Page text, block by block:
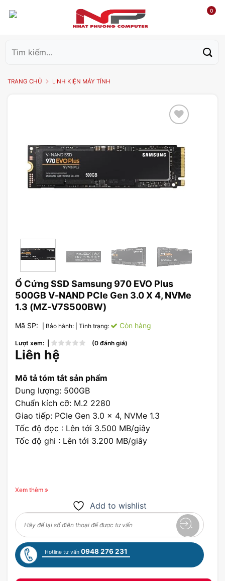
0
kiếm:
TRANG CHỦ LINH KIỆN MÁY TÍNH
Add to
wishlist
Ổ Cứng SSD Samsung 970 EVO Plus
500GB V-NAND PCIe Gen 3.0 X 4, NVMe
1.3 (MZ-V7S500BW)
Mã SP: | Bảo hành: | Tình trạng: Còn hàng
Lượt xem: | (0 đánh giá)
Liên hệ
Mô tả tóm tắt sản phẩm
Dung lượng: 500GB
Chuẩn kích cỡ: M.2 2280
Giao tiếp: PCIe Gen 3.0 x 4, NVMe 1.3
Tốc độ đọc : Lên tới 3.500 MB/giây
Tốc độ ghi : Lên tới 3.200 MB/giây
Xem thêm
Add to wishlist
Hotline tư vấn 0948 276 231